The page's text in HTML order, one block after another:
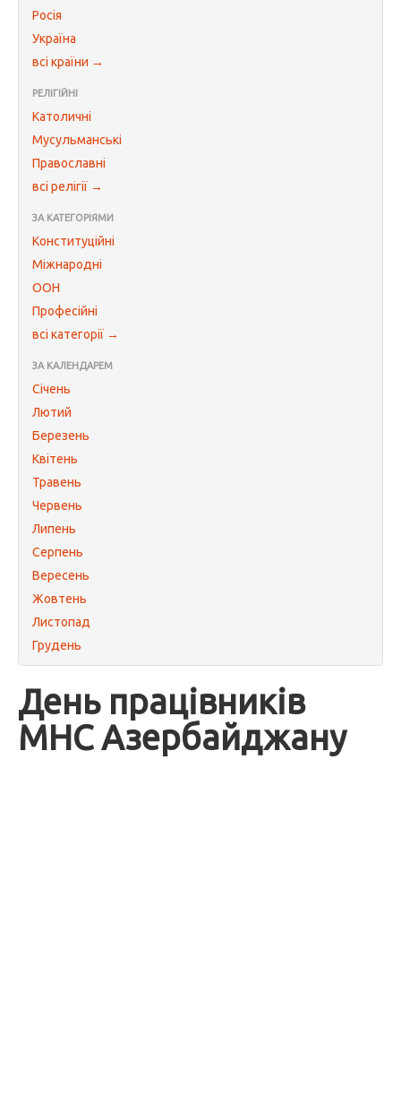
Росія
Україна
всі країни →
РЕЛІГІЙНІ
Католичні
Мусульманські
Православні
всі релігії →
ЗА КАТЕГОРІЯМИ
Конституційні
Міжнародні
ООН
Професійні
всі категорії →
ЗА КАЛЕНДАРЕМ
Січень
Лютий
Березень
Квітень
Травень
Червень
Липень
Серпень
Вересень
Жовтень
Листопад
Грудень
День працівників
МНС Азербайджану